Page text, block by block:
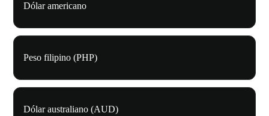
Dólar americano
Peso filipino (PHP)
Dólar australiano (AUD)